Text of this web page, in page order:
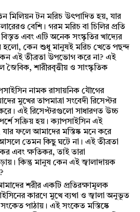
মিলিয়ন টন মরিচ উৎপাদিত হয়, যার
বেশি। গরম মরিচ বা চিলির প্রতি
বিস্তৃত এবং এটি অনেক সংস্কৃতির খাদ্যের
হলো, কেন শুধু মানুষই মরিচ খেতে পছন্দ
এই তীব্রতা উপভোগ করে না? এই
জৈবিক, শারীরবৃত্তীয় ও সাংস্কৃতিক
নামক রাসায়নিক যৌগের
মুখের তাপমাত্রা সংবেদী রিসেপ্টর
এই রিসেপ্টরগুলো সাধারণত উচ্চ
সক্রিয় হয়। ক্যাপসাইসিন এই
যার ফলে আমাদের মস্তিষ্ক মনে করে
তেমন কিছু ঘটে না। এই তীব্রতা
এবং ক্ষতিকর, তাই তারা
কিন্তু মানুষ কেন এই জ্বালাদায়ক
শরীর একটি প্রতিরক্ষামূলক
কারণে মুখে ব্যথা ও জ্বালা অনুভূত
সংকেত পাঠায়। এই সংকেত মস্তিষ্কে